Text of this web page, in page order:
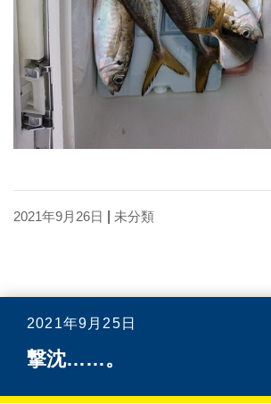
2021年9月26日 未分類
2021年9月25日
撃沈……。